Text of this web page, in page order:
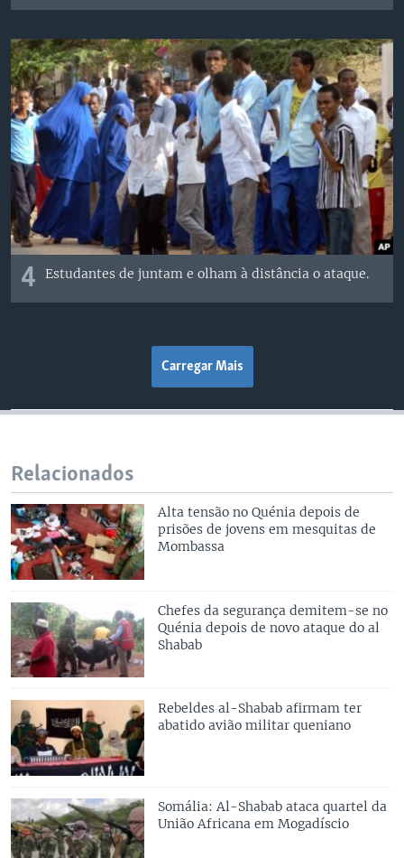
4 Estudantes de juntam e olham à distância o ataque.
Carregar Mais
Relacionados
Alta tensão no Quénia depois de
prisões de jovens em mesquitas de
Mombassa
Chefes da segurança demitem-se no
Quénia depois de novo ataque do al
Shabab
Rebeldes al-Shabab afirmam ter
abatido avião militar queniano
Somália: Al-Shabab ataca quartel da
União Africana em Mogadíscio